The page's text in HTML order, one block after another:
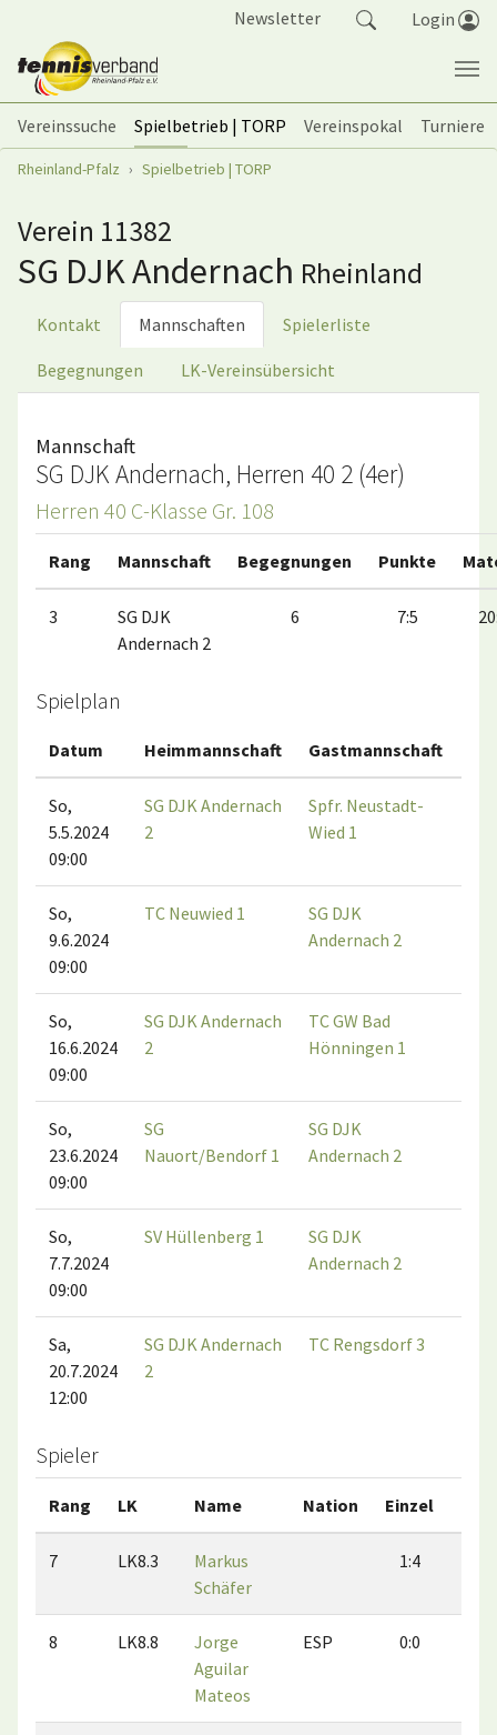
Newsletter Login
Vereinssuche Spielbetrieb | TORP Vereinspokal
Turniere
Sie sind hier:
Rheinland-Pfalz Spielbetrieb | TORP
Verein 11382
SG DJK Andernach Rheinland
Kontakt Mannschaften Spielerliste
Begegnungen LK-Vereinsübersicht
Mannschaft
SG DJK Andernach, Herren 40 2 (4er)
Herren 40 C-Klasse Gr. 108
Rang Mannschaft Begegnungen Punkte
3
SG DJK
Andernach 2
6 7:5
Spielplan
Datum Heimmannschaft Gastmannschaft
So,
5.5.2024
09:00
SG DJK Andernach
2
Spfr. Neustadt-
Wied 1
So,
9.6.2024
09:00
TC Neuwied 1
SG DJK
Andernach 2
So,
16.6.2024
09:00
SG DJK Andernach
2
TC GW Bad
Hönningen 1
So,
23.6.2024
09:00
SG
Nauort/Bendorf 1
SG DJK
Andernach 2
So,
7.7.2024
09:00
SV Hüllenberg 1
SG DJK
Andernach 2
Sa,
20.7.2024
12:00
SG DJK Andernach
2
TC Rengsdorf 3
Spieler
Rang LK Name Nation Einzel
7 LK8.3
Markus
Schäfer
1:4
8 LK8.8
Jorge
Aguilar
Mateos
ESP 0:0